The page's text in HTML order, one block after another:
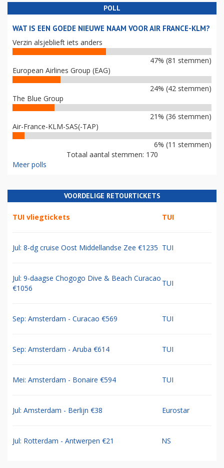
POLL
WAT IS EEN GOEDE NIEUWE NAAM VOOR AIR FRANCE-KLM?
Verzin alsjeblieft iets anders
47% (81 stemmen)
European Airlines Group (EAG)
24% (42 stemmen)
The Blue Group
21% (36 stemmen)
Air-France-KLM-SAS(-TAP)
6% (11 stemmen)
Totaal aantal stemmen: 170
Meer polls
VOORDELIGE RETOURTICKETS
TUI vliegtickets TUI
Jul: 8-dg cruise Oost Middellandse Zee €1235 TUI
Jul: 9-daagse Chogogo Dive & Beach Curacao
€1056
TUI
Sep: Amsterdam - Curacao €569 TUI
Sep: Amsterdam - Aruba €614 TUI
Mei: Amsterdam - Bonaire €594 TUI
Jul: Amsterdam - Berlijn €38 Eurostar
Jul: Rotterdam - Antwerpen €21 NS